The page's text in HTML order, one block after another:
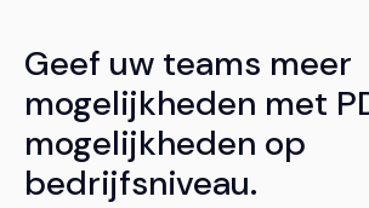
Geef uw teams meer
mogelijkheden met
mogelijkheden op
bedrijfsniveau.